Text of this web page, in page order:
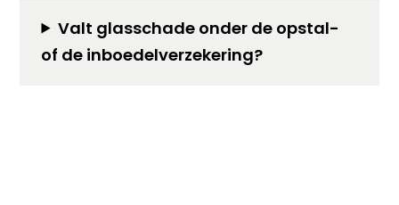
Valt glasschade onder de opstal-
of de inboedelverzekering?